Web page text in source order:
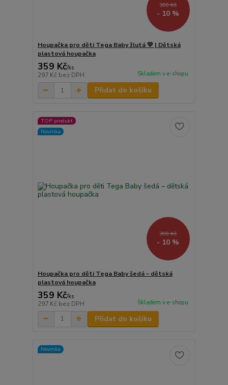
399 Kč
- 10 %
Houpačka pro děti Tega Baby žlutá 💛 | Dětská
plastová houpačka
359 Kč/ks
297 Kč bez DPH Skladem v e-shopu
Přidat do košíku
TOP produkt
Novinka
399 Kč
- 10 %
Houpačka pro děti Tega Baby šedá – dětská
plastová houpačka
359 Kč/ks
297 Kč bez DPH Skladem v e-shopu
Přidat do košíku
Novinka